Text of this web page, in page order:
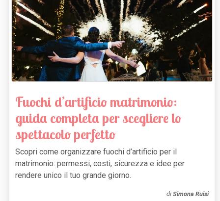
Fuochi d’artificio matrimonio:
guida completa per scegliere lo
spettacolo perfetto
Scopri come organizzare fuochi d’artificio per il
matrimonio: permessi, costi, sicurezza e idee per
rendere unico il tuo grande giorno.
di Simona Ruisi